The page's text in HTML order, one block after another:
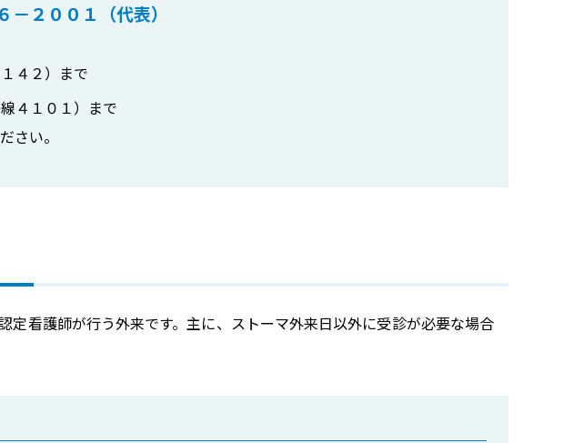
２００１（代表）
４２）まで
４１０１）まで
さい。
定看護師が行う外来です。主に、ストーマ外来日以外に受診が必要な場合